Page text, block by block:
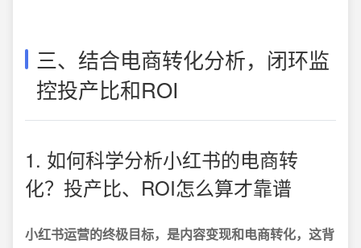
三、结合电商转化分析，闭环监
控投产比和ROI
1. 如何科学分析小红书的电商转
化？投产比、ROI怎么算才靠谱
小红书运营的终极目标，是内容变现和电商转化，这背